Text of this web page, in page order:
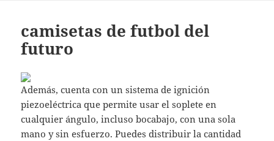
camisetas de futbol del
futuro
Además, cuenta con un sistema de ignición
piezoeléctrica que permite usar el soplete en
cualquier ángulo, incluso bocabajo, con una sola
mano y sin esfuerzo. Puedes distribuir la cantidad